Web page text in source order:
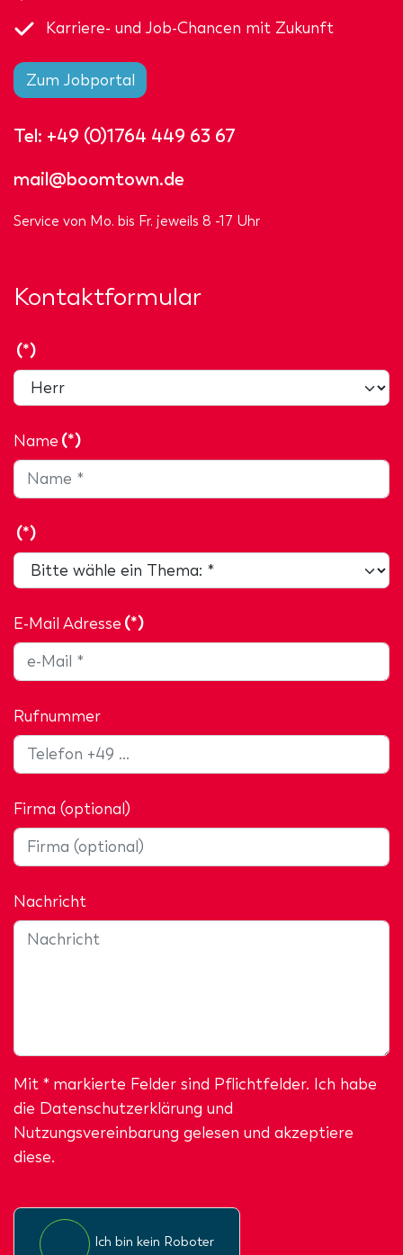
Karriere- und Job-Chancen mit Zukunft
Zum Jobportal
Tel: +49 (0)1764 449 63 67
mail@boomtown.de
Service von Mo. bis Fr. jeweils 8 -17 Uhr
Kontaktformular
(*)
Name (*)
(*)
E-Mail Adresse (*)
Rufnummer
Firma (optional)
Nachricht
Mit * markierte Felder sind Pflichtfelder. Ich habe
die Datenschutzerklärung und
Nutzungsvereinbarung gelesen und akzeptiere
diese.
Ich bin kein Roboter